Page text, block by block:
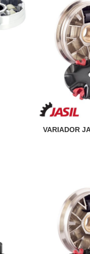
VARIADOR